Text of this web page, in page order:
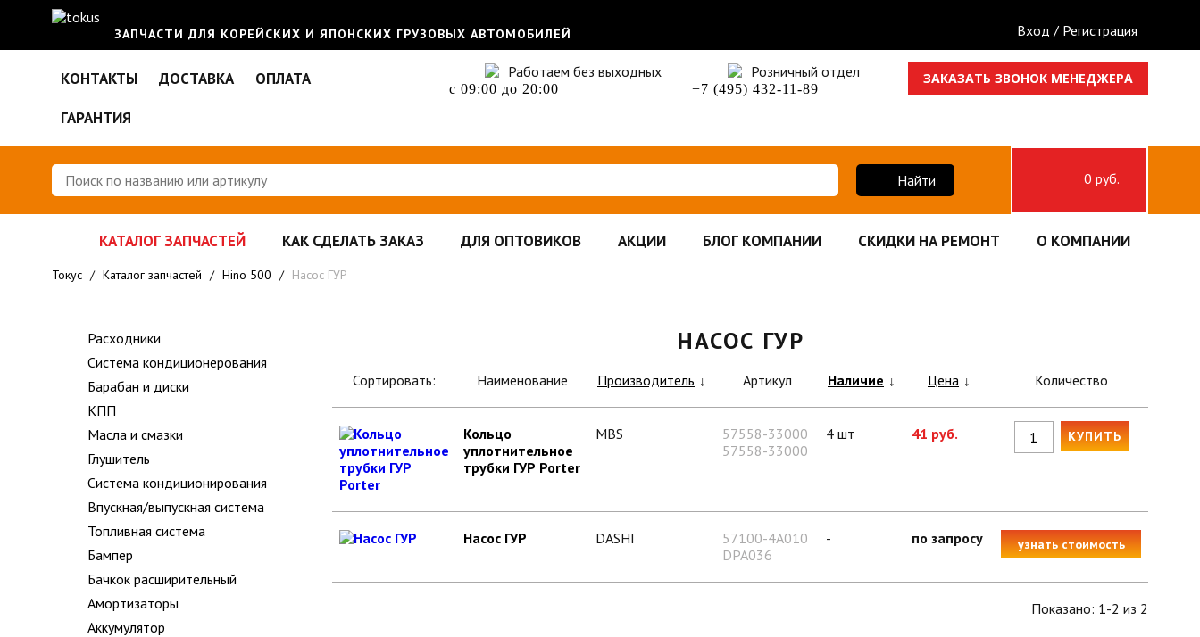
ЗАПЧАСТИ ДЛЯ КОРЕЙСКИХ И ЯПОНСКИХ ГРУЗОВЫХ АВТОМОБИЛЕЙ Вход / Регистрация
КОНТАКТЫ ДОСТАВКА
ОПЛАТА
ГАРАНТИЯ
ЗАКАЗАТЬ ЗВОНОК МЕНЕДЖЕРА
Розничный отдел
+7 (495) 432-11-89
Работаем без выходных
с 09:00 до 20:00
Найти 0 руб.
КАТАЛОГ ЗАПЧАСТЕЙ КАК СДЕЛАТЬ ЗАКАЗ ДЛЯ ОПТОВИКОВ АКЦИИ БЛОГ КОМПАНИИ СКИДКИ НА РЕМОНТ О КОМПАНИИ
Токус / Каталог запчастей / Hino 500 / Насос ГУР
Расходники
Система кондиционерования
Барабан и диски
КПП
Масла и смазки
Глушитель
Система кондиционирования
Впускная/выпускная система
Топливная система
Бампер
Бачкок расширительный
Амортизаторы
Аккумулятор
НАСОС ГУР
Сортировать: Наименование Производитель Артикул Наличие Цена Количество
Кольцо
уплотнительное
трубки ГУР Porter
MBS
57558-33000
57558-33000
4 шт 41 руб. КУПИТЬ
Насос ГУР DASHI
57100-4A010
DPA036
- по запросу узнать стоимость
Показано: 1-2 из 2